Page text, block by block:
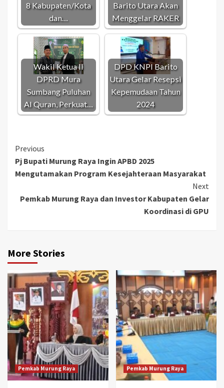
8 Kabupaten/Kota
dan…
Barito Utara Akan
Menggelar RAKER
Wakil Ketua II
DPRD Mura
Sumbang Puluhan
Al Quran, Perkuat…
DPD KNPI Barito
Utara Gelar Resepsi
Kepemudaan Tahun
2024
Continue
Reading
Previous
Pj Bupati Murung Raya Ingin APBD 2025
Mengutamakan Program Kesejahteraan Masyarakat
Next
Pemkab Murung Raya dan Investor Kabupaten Gelar
Koordinasi di GPU
More Stories
Pemkab Murung Raya Pemkab Murung Raya